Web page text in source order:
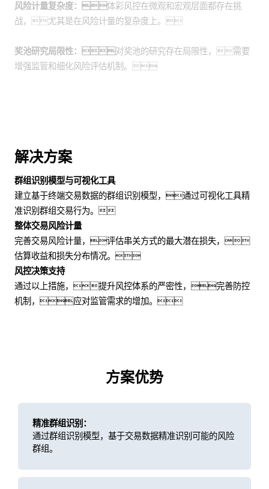
风险计量复杂度：体彩风控在微观和宏观层面都存在挑
战，尤其是在风险计量的复杂度上。
奖池研究局限性：对奖池的研究存在局限性，需要
增强监管和细化风险评估机制。
解决方案
群组识别模型与可视化工具
建立基于终端交易数据的群组识别模型，通过可视化工具精
准识别群组交易行为。
整体交易风险计量
完善交易风险计量，评估串关方式的最大潜在损失，
估算收益和损失分布情况。
风控决策支持
通过以上措施，提升风控体系的严密性，完善防控
机制，应对监管需求的增加。
方案优势
精准群组识别：
通过群组识别模型，基于交易数据精准识别可能的风险
群组。